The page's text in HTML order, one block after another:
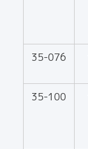
35-076
35-100